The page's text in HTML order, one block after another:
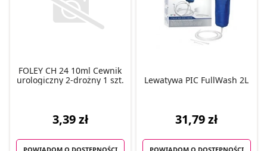
FOLEY CH 24 10ml Cewnik
urologiczny 2-drożny 1 szt.
3,39 zł
Lewatywa PIC FullWash 2L
31,79 zł